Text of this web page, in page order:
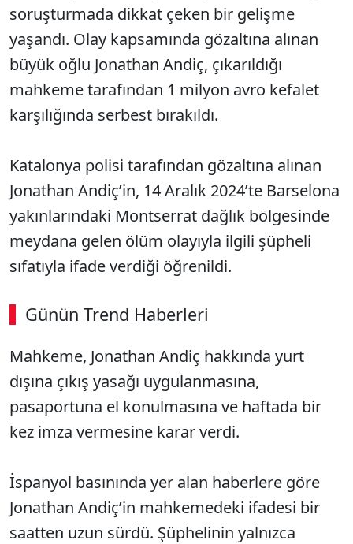
soruşturmada dikkat çeken bir gelişme
yaşandı. Olay kapsamında gözaltına alınan
büyük oğlu Jonathan Andiç, çıkarıldığı
mahkeme tarafından 1 milyon avro kefalet
karşılığında serbest bırakıldı.
Katalonya polisi tarafından gözaltına alınan
Jonathan Andiç’in, 14 Aralık 2024’te Barselona
yakınlarındaki Montserrat dağlık bölgesinde
meydana gelen ölüm olayıyla ilgili şüpheli
sıfatıyla ifade verdiği öğrenildi.
Günün Trend Haberleri
Mahkeme, Jonathan Andiç hakkında yurt
dışına çıkış yasağı uygulanmasına,
pasaportuna el konulmasına ve haftada bir
kez imza vermesine karar verdi.
İspanyol basınında yer alan haberlere göre
Jonathan Andiç’in mahkemedeki ifadesi bir
saatten uzun sürdü. Şüphelinin yalnızca